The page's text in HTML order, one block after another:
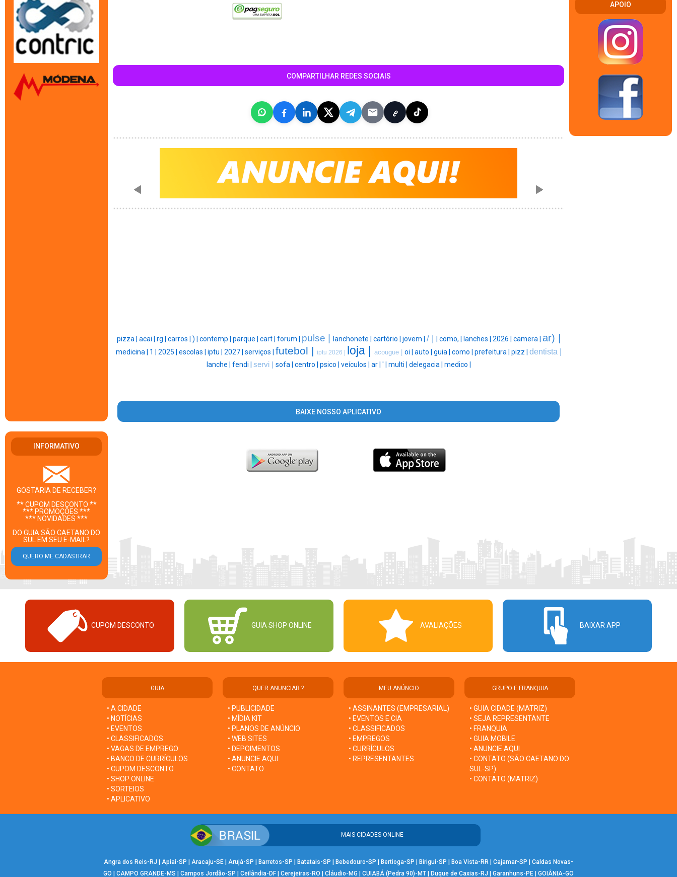
INFORMATIVO
GOSTARIA DE RECEBER?
** CUPOM DESCONTO **
*** PROMOÇÕES ***
*** NOVIDADES ***
DO GUIA SÃO CAETANO DO
SUL EM SEU E-MAIL?
COMPARTILHAR REDES SOCIAIS
pizza | acai | rg | carros | ) | contemp | parque | cart | forum | pulse | lanchonete | cartório | jovem | / | como, | lanches | 2026 | camera | ar) |
medicina | 1 | 2025 | escolas | iptu | 2027 | serviços | futebol | iptu 2026 | loja | acougue | oi | auto | guia | como | prefeitura | pizz | dentista |
lanche | fendi | servi | sofa | centro | psico | veículos | ar | ' | multi | delegacia | medico |
BAIXE NOSSO APLICATIVO
APOIO
CUPOM DESCONTO GUIA SHOP ONLINE AVALIAÇÕES BAIXAR APP
GUIA
• A CIDADE
• NOTÍCIAS
• EVENTOS
• CLASSIFICADOS
• VAGAS DE EMPREGO
• BANCO DE CURRÍCULOS
• CUPOM DESCONTO
• SHOP ONLINE
• SORTEIOS
• APLICATIVO
QUER ANUNCIAR ?
• PUBLICIDADE
• MÍDIA KIT
• PLANOS DE ANÚNCIO
• WEB SITES
• DEPOIMENTOS
• ANUNCIE AQUI
• CONTATO
MEU ANÚNCIO
• ASSINANTES (EMPRESARIAL)
• EVENTOS E CIA
• CLASSIFICADOS
• EMPREGOS
• CURRÍCULOS
• REPRESENTANTES
GRUPO E FRANQUIA
• GUIA CIDADE (MATRIZ)
• SEJA REPRESENTANTE
• FRANQUIA
• GUIA MOBILE
• ANUNCIE AQUI
• CONTATO (SÃO CAETANO DO
SUL-SP)
• CONTATO (MATRIZ)
MAIS CIDADES ONLINE
Angra dos Reis-RJ | Apiaí-SP | Aracaju-SE | Arujá-SP | Barretos-SP | Batatais-SP | Bebedouro-SP | Bertioga-SP | Birigui-SP | Boa Vista-RR | Cajamar-SP | Caldas Novas-
GO | CAMPO GRANDE-MS | Campos Jordão-SP | Ceilândia-DF | Cerejeiras-RO | Cláudio-MG | CUIABÁ (Pedra 90)-MT | Duque de Caxias-RJ | Garanhuns-PE | GOIÂNIA-GO